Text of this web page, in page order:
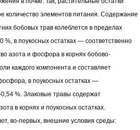
количество элементов питания. Содержание
бобовых трав колеблется в пределах
в поукосных остатках — соответственно
азота и фосфора в корнях бобово-
каждого компонента и составляет
в поукосных остатках —
%. Злаковые травы содержат
в корнях и поукосных остатках.
во-первых, внешние условия среды: